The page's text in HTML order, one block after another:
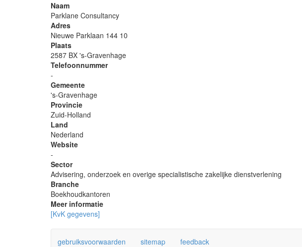
Naam
Parklane Consultancy
Adres
Nieuwe Parklaan 144 10
Plaats
2587 BX 's-Gravenhage
Telefoonnummer
-
Gemeente
's-Gravenhage
Provincie
Zuid-Holland
Land
Nederland
Website
-
Sector
Advisering, onderzoek en overige specialistische zakelijke dienstverlening
Branche
Boekhoudkantoren
Meer informatie
[KvK gegevens]
gebruiksvoorwaarden sitemap feedback